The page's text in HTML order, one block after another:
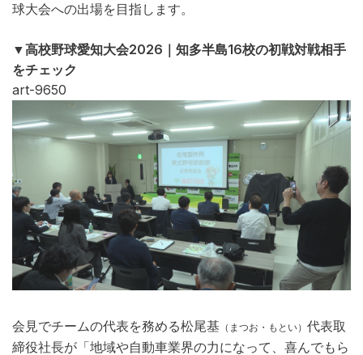
球大会への出場を目指します。
▼高校野球愛知大会2026｜知多半島16校の初戦対戦相手
をチェック
art-9650
会見でチームの代表を務める松尾基 （まつお・もとい） 代表取
締役社長が「地域や自動車業界の力になって、喜んでもら